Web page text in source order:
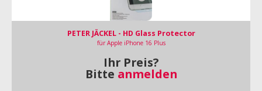
PETER JÄCKEL - HD Glass Protector
für Apple iPhone 16 Plus
Ihr Preis?
Bitte anmelden